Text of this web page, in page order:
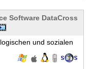
Software DataCross
und sozialen